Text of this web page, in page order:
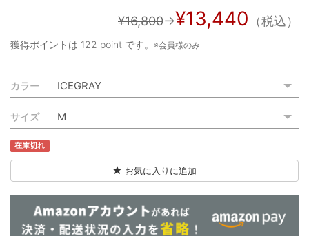
¥16,800→¥13,440 （税込）
獲得ポイントは 122 point です。 ※会員様のみ
カラー
サイズ
在庫切れ
お気に入りに追加